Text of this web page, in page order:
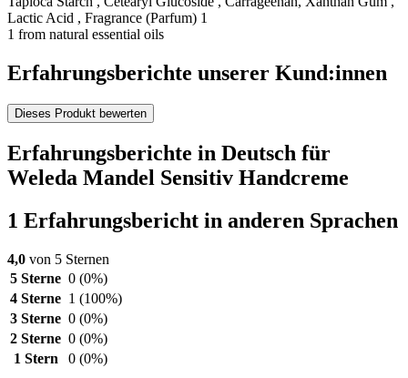
Lactic Acid , Fragrance (Parfum) 1
1 from natural essential oils
Erfahrungsberichte unserer Kund:innen
Dieses Produkt bewerten
Erfahrungsberichte in Deutsch für
Weleda Mandel Sensitiv Handcreme
1 Erfahrungsbericht in anderen Sprachen
4,0 von 5 Sternen
5 Sterne 0 (0%)
4 Sterne 1 (100%)
3 Sterne 0 (0%)
2 Sterne 0 (0%)
1 Stern
0 (0%)